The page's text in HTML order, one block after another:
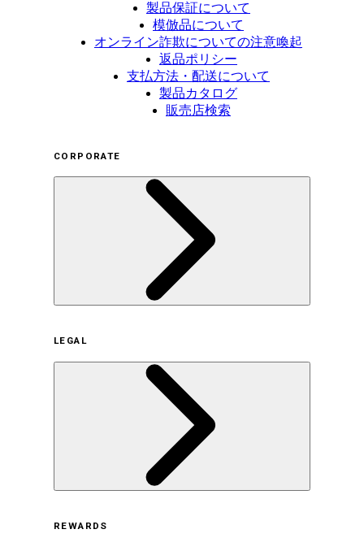
製品保証について
模倣品について
オンライン詐欺についての注意喚起
返品ポリシー
支払方法・配送について
製品カタログ
販売店検索
CORPORATE
サステナビリティの取り組み（日本）
サステナビリティの取り組み（米国/英語）
ヒストリー
採用情報
LEGAL
REWARDS